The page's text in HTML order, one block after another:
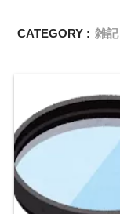
CATEGORY : 雑記